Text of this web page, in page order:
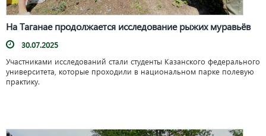
На Таганае продолжается исследование рыжих муравьёв
30.07.2025
Участниками исследований стали студенты Казанского федерального
университета, которые проходили в национальном парке полевую
практику.